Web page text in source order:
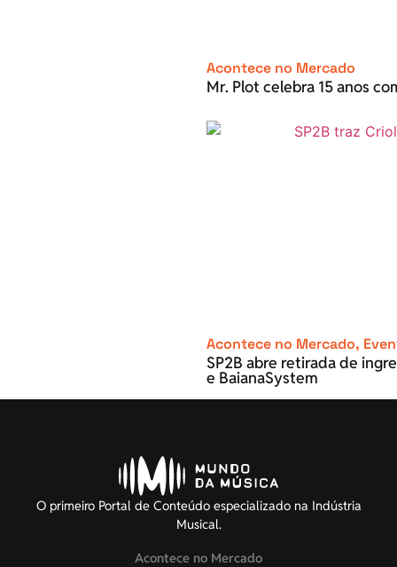
Acontece no Mercado
Mr. Plot celebra 15 anos
Acontece no Mercado,
SP2B abre retirada de
e BaianaSystem
O primeiro Portal de Conteúdo especializado na Indústria
Musical.
Acontece no Mercado